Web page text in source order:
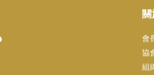
關
會
協
組